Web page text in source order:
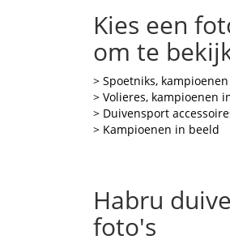
Kies een
om te
> Spoetniks,
> Volieres, kampioenen
> Duivensport
> Kampioenen in beeld
Habru
foto's